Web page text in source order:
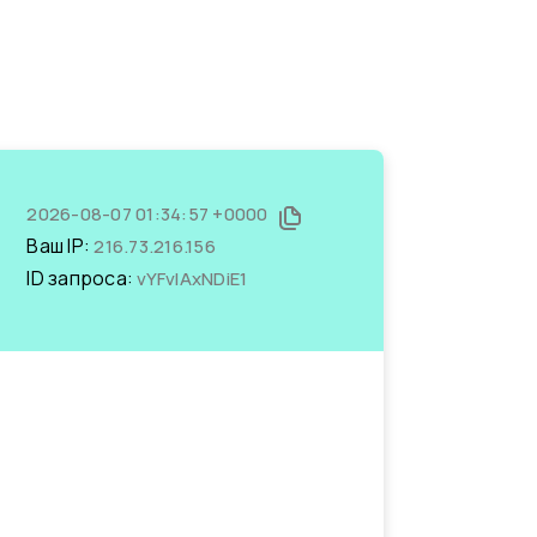
2026-08-07 01:34:57 +0000
Ваш IP:216.73.216.156
ID запроса:vYFvIAxNDiE1